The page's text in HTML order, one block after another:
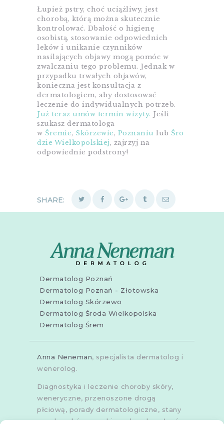
Łupież pstry, choć uciążliwy, jest
chorobą, którą można skutecznie
kontrolować. Dbałość o higienę
osobistą, stosowanie odpowiednich
leków i unikanie czynników
nasilających objawy mogą pomóc w
zwalczaniu tego problemu. Jednak w
przypadku trwałych objawów,
konieczna jest konsultacja z
dermatologiem, aby dostosować
leczenie do indywidualnych potrzeb.
Już teraz umów termin wizyty. Jeśli
szukasz dermatologa
w Śremie, Skórzewie, Poznaniu lub Śro
dzie Wielkopolskiej, zajrzyj na
odpowiednie podstrony!
SHARE:
Dermatolog Poznań
Dermatolog Poznań - Złotowska
Dermatolog Skórzewo
Dermatolog Środa Wielkopolska
Dermatolog Śrem
Anna Neneman, specjalista dermatolog i
wenerolog.
Diagnostyka i leczenie choroby skóry,
weneryczne, przenoszone drogą
płciową, porady dermatologiczne, stany
zapalne skóry, grzybice, choroby włosów,